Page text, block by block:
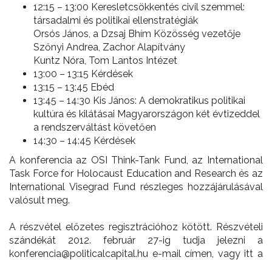
12:15 – 13:00 Keresletcsökkentés civil szemmel:
társadalmi és politikai ellenstratégiák
Orsós János, a Dzsaj Bhím Közösség vezetője
Szőnyi Andrea, Zachor Alapítvány
Kuntz Nóra, Tom Lantos Intézet
13:00 – 13:15 Kérdések
13:15 – 13:45 Ebéd
13:45 – 14:30 Kis János: A demokratikus politikai
kultúra és kilátásai Magyarországon két évtizeddel
a rendszerváltást követően
14:30 – 14:45 Kérdések
A konferencia az OSI Think-Tank Fund, az International
Task Force for Holocaust Education and Research és az
International Visegrad Fund részleges hozzájárulásával
valósult meg.
A részvétel előzetes regisztrációhoz kötött. Részvételi
szándékát 2012. február 27-ig tudja jelezni a
konferencia@politicalcapital.hu e-mail címen, vagy itt a